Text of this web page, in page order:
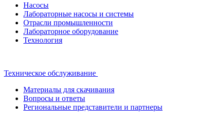
Насосы
Лабораторные насосы и системы
Отрасли промышленности
Лабораторное оборудование
Технология
Техническое обслуживание
Материалы для скачивания
Вопросы и ответы
Региональные представители и партнеры